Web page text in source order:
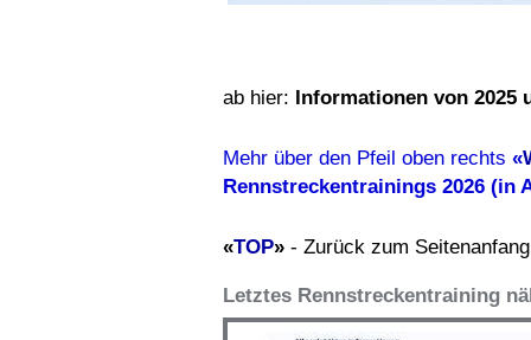
ab hier: Informationen von 2025
Mehr über den Pfeil oben rechts «
Rennstreckentrainings 2026 (in
«TOP» - Zurück zum Seitenanfang
Letztes Rennstreckentraining